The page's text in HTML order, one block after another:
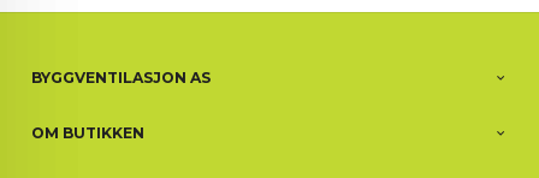
BYGGVENTILASJON AS
OM BUTIKKEN